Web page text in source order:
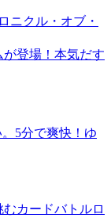
ニクル・オブ・
が登場！本気だす
5分で爽快！ゆ
カードバトルロ